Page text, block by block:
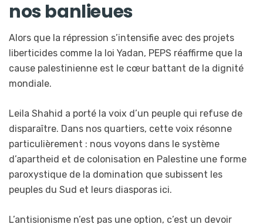
nos banlieues
Alors que la répression s’intensifie avec des projets
liberticides comme la loi Yadan, PEPS réaffirme que la
cause palestinienne est le cœur battant de la dignité
mondiale.
Leila Shahid a porté la voix d’un peuple qui refuse de
disparaître. Dans nos quartiers, cette voix résonne
particulièrement : nous voyons dans le système
d’apartheid et de colonisation en Palestine une forme
paroxystique de la domination que subissent les
peuples du Sud et leurs diasporas ici.
L’antisionisme n’est pas une option, c’est un devoir